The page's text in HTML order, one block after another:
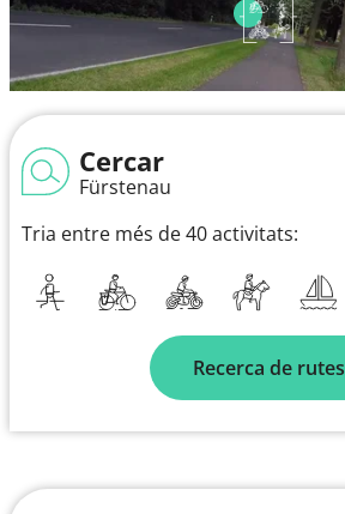
Cercar
Fürstenau
Tria entre més de 40 activitats:
Recerca de rutes